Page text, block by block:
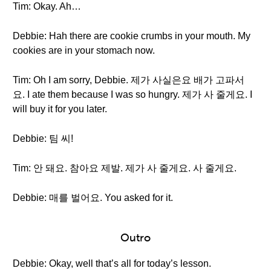
Tim: Okay. Ah…
Debbie: Hah there are cookie crumbs in your mouth. My
cookies are in your stomach now.
Tim: Oh I am sorry, Debbie. 제가 사실은요 배가 고파서
요. I ate them because I was so hungry. 제가 사 줄게요. I
will buy it for you later.
Debbie: 팀 씨!
Tim: 안 돼요. 참아요 제발. 제가 사 줄게요. 사 줄게요.
Debbie: 매를 벌어요. You asked for it.
Outro
Debbie: Okay, well that’s all for today’s lesson.